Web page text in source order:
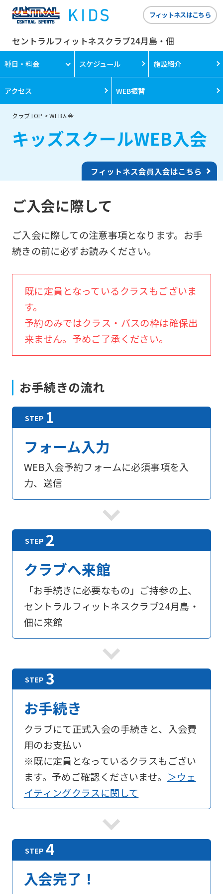
セントラルフィットネスクラブ24月島・佃
フィットネスはこちら
種目・料金 スケジュール 施設紹介
アクセス WEB振替
クラブTOP WEB入会
キッズスクールWEB入会
フィットネス会員入会はこちら
ご入会に際して
ご入会に際しての注意事項となります。お手
続きの前に必ずお読みください。
既に定員となっているクラスもございま
す。
予約のみではクラス・バスの枠は確保出
来ません。予めご了承ください。
お手続きの流れ
フォーム入力
WEB入会予約フォームに必須事項を入
力、送信
クラブへ来館
「お手続きに必要なもの」ご持参の上、
セントラルフィットネスクラブ24月島・
佃に来館
お手続き
クラブにて正式入会の手続きと、入会費
用のお支払い
※既に定員となっているクラスもござい
ます。予めご確認くださいませ。 ＞ウェ
イティングクラスに関して
入会完了！
foreigners
website
is
translated
into
Click
link
below
automatic
translation)
to
return
to
top